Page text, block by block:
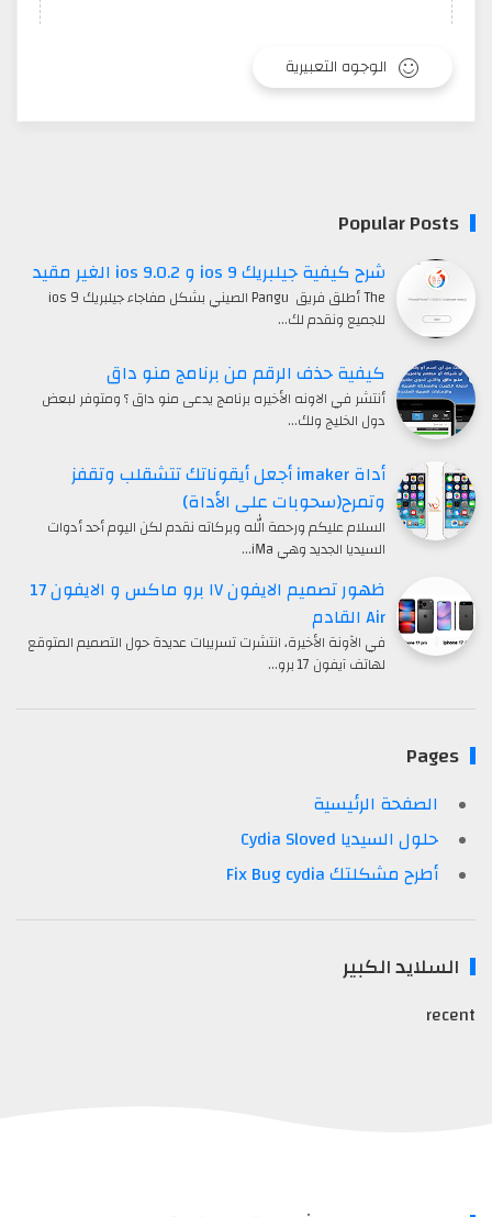
الوجوه التعبيرية
Popular Posts
شرح كيفية جيلبريك ios 9 و ios 9.0.2 الغير مقيد
The أطلق فريق Pangu الصيني بشكل مفاجاء جيلبريك ios 9
للجميع ونقدم لك…
كيفية حذف الرقم من برنامج منو داق
أنتشر في الاونه الأخيره برنامج يدعى منو داق ؟ ومتوفر لبعض
دول الخليج ولك…
أداة imaker أجعل أيقوناتك تتشقلب وتقفز
وتمرح(سحوبات على الأداة)
السلام عليكم ورحمة الله وبركاته نقدم لكن اليوم أحد أدوات
السيديا الجديد وهي iMa…
ظهور تصميم الايفون ١٧ برو ماكس و الايفون 17
Air القادم
في الآونة الأخيرة، انتشرت تسريبات عديدة حول التصميم المتوقع
لهاتف آيفون 17 برو…
Pages
الصفحة الرئيسية
حلول السيديا Cydia Sloved
أطرح مشكلتك Fix Bug cydia
السلايد الكبير
recent